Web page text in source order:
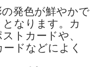
発色が鮮やかで
なります。カ
トカードや、
ドなどによく